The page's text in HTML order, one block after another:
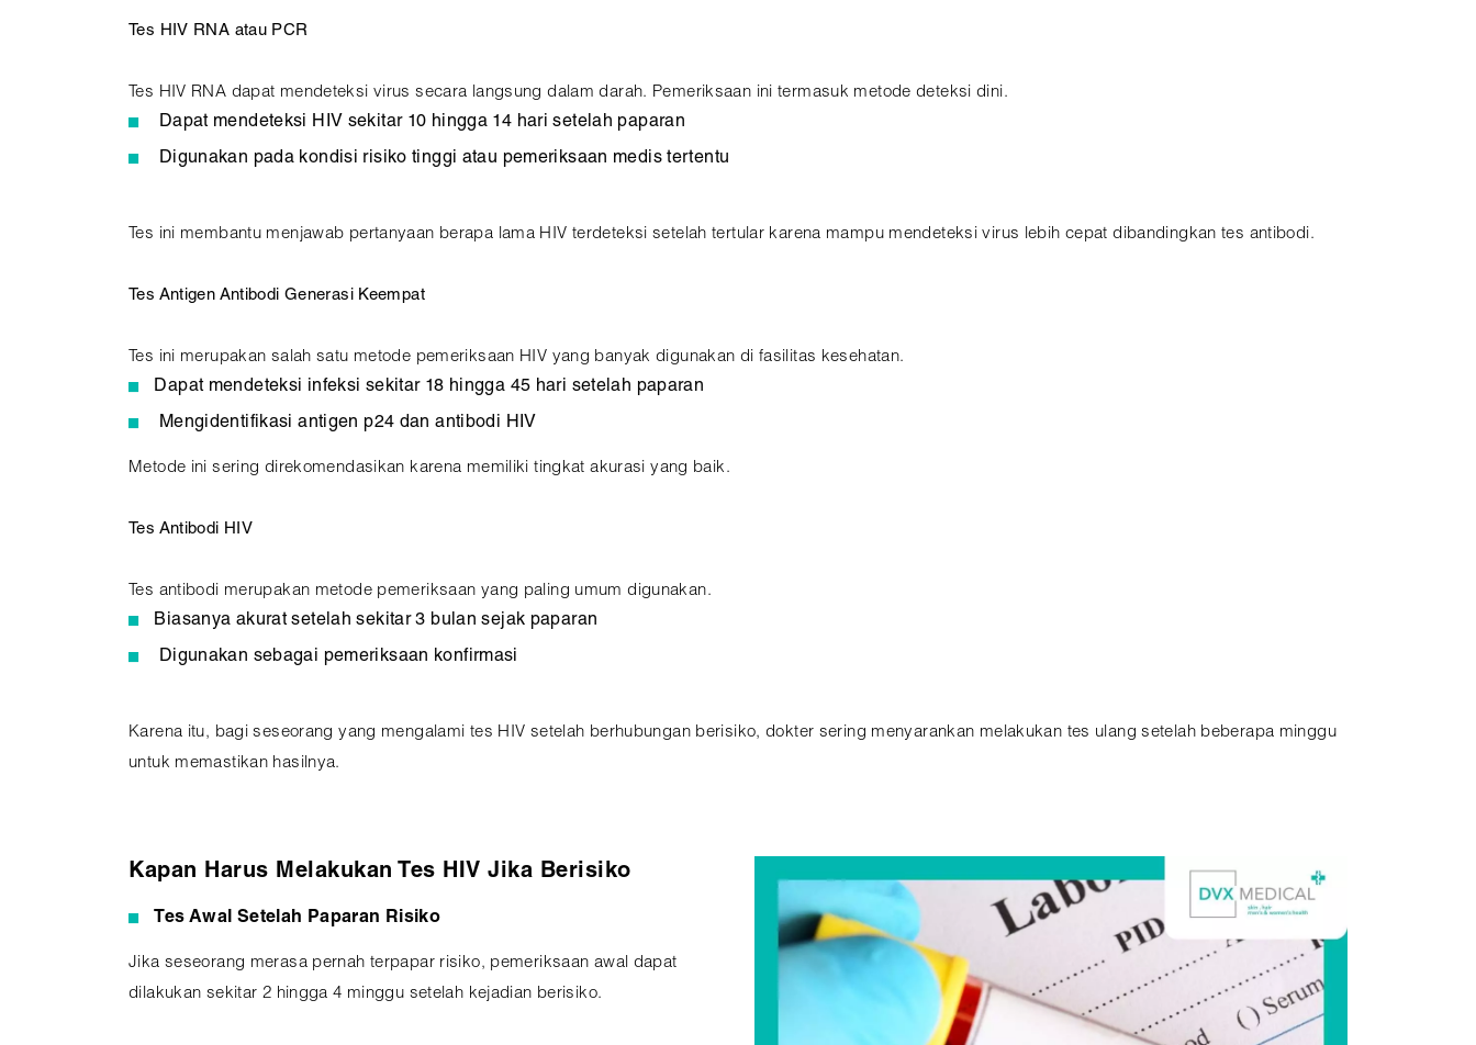
Tes HIV RNA atau PCR
Tes HIV RNA dapat mendeteksi virus secara langsung dalam darah. Pemeriksaan ini termasuk metode deteksi dini.
Dapat mendeteksi HIV sekitar 10 hingga 14 hari setelah paparan
Digunakan pada kondisi risiko tinggi atau pemeriksaan medis tertentu
Tes ini membantu menjawab pertanyaan berapa lama HIV terdeteksi setelah tertular karena mampu mendeteksi virus lebih cepat dibandingkan tes antibodi.
Tes Antigen Antibodi Generasi Keempat
Tes ini merupakan salah satu metode pemeriksaan HIV yang banyak digunakan di fasilitas kesehatan.
Dapat mendeteksi infeksi sekitar 18 hingga 45 hari setelah paparan
Mengidentifikasi antigen p24 dan antibodi HIV
Metode ini sering direkomendasikan karena memiliki tingkat akurasi yang baik.
Tes Antibodi HIV
Tes antibodi merupakan metode pemeriksaan yang paling umum digunakan.
Biasanya akurat setelah sekitar 3 bulan sejak paparan
Digunakan sebagai pemeriksaan konfirmasi
Karena itu, bagi seseorang yang mengalami tes HIV setelah berhubungan berisiko, dokter sering menyarankan melakukan tes ulang setelah beberapa minggu
untuk memastikan hasilnya.
Kapan Harus Melakukan Tes HIV Jika Berisiko
Tes Awal Setelah Paparan Risiko
Jika seseorang merasa pernah terpapar risiko, pemeriksaan awal dapat
dilakukan sekitar 2 hingga 4 minggu setelah kejadian berisiko.